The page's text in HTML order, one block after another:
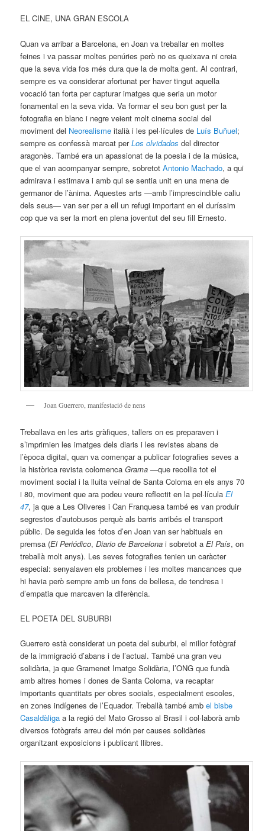
EL CINE, UNA GRAN ESCOLA
Quan va arribar a Barcelona, en Joan va treballar en moltes
feines i va passar moltes penúries però no es queixava ni creia
que la seva vida fos més dura que la de molta gent. Al contrari,
sempre es va considerar afortunat per haver tingut aquella
vocació tan forta per capturar imatges que seria un motor
fonamental en la seva vida. Va formar el seu bon gust per la
fotografia en blanc i negre veient molt cinema social del
moviment del Neorealismeitalià i les pel·lícules de Luís Buñuel;
sempre es confessà marcat perLos olvidados del director
aragonès. També era un apassionat de la poesia i de la música,
que el van acompanyar sempre, sobretotAntonio Machado, a qui
admirava i estimava i amb qui se sentia unit en una mena de
germanor de l’ànima. Aquestes arts —amb l’imprescindible caliu
dels seus— van ser per a ell un refugi important en el duríssim
cop que va ser la mort en plena joventut del seu fill Ernesto.
Joan Guerrero, manifestació de nens
Treballava en les arts gràfiques, tallers on es preparaven i
s’imprimien les imatges dels diaris i les revistes abans de
l’època digital, quan va començar a publicar fotografies seves a
la històrica revista colomencaGrama —que recollia tot el
moviment social i la lluita veïnal de Santa Coloma en els anys 70
i 80, moviment que ara podeu veure reflectit en la pel·lículaEl
47, ja que a Les Oliveres i Can Franquesa també es van produir
segrestos d’autobusos perquè als barris arribés el transport
públic. De seguida les fotos d’en Joan van ser habituals en
premsa (El Periódico,Diario de Barcelona i sobretot aEl País, on
treballà molt anys). Les seves fotografies tenien un caràcter
especial: senyalaven els problemes i les moltes mancances que
hi havia però sempre amb un fons de bellesa, de tendresa i
d’empatia que marcaven la diferència.
EL POETA DEL SUBURBI
Guerrero està considerat un poeta del suburbi, el millor fotògraf
de la immigració d’abans i de l’actual. També una gran veu
solidària, ja que Gramenet Imatge Solidària, l’ONG que fundà
amb altres homes i dones de Santa Coloma, va recaptar
importants quantitats per obres socials, especialment escoles,
en zones indígenes de l’Equador. Treballà també ambel bisbe
Casaldàliga a la regió del Mato Grosso al Brasil i col·laborà amb
diversos fotògrafs arreu del món per causes solidàries
organitzant exposicions i publicant llibres.